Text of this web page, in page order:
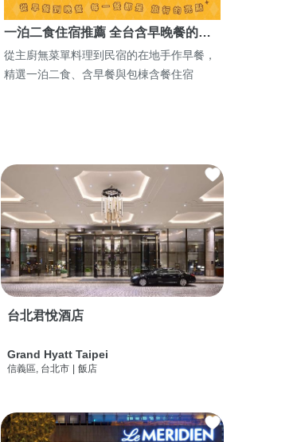
一泊二食住宿推薦 全台含早晚餐的…
從主廚無菜單料理到民宿的在地手作早餐，
精選一泊二食、含早餐與包棟含餐住宿
台北君悅酒店
Grand Hyatt Taipei
信義區, 台北市 飯店